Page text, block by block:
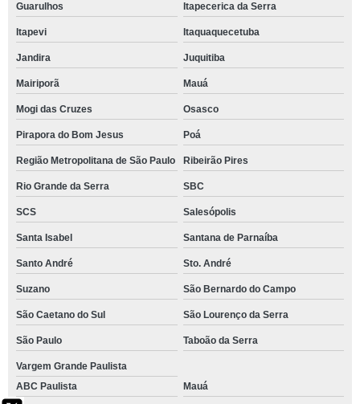
Guarulhos Itapecerica da Serra
Itapevi Itaquaquecetuba
Jandira Juquitiba
Mairiporã Mauá
Mogi das Cruzes Osasco
Pirapora do Bom Jesus Poá
Região Metropolitana de São Paulo Ribeirão Pires
Rio Grande da Serra SBC
SCS Salesópolis
Santa Isabel Santana de Parnaíba
Santo André Sto. André
Suzano São Bernardo do Campo
São Caetano do Sul São Lourenço da Serra
São Paulo Taboão da Serra
Vargem Grande Paulista
ABC Paulista
Mauá